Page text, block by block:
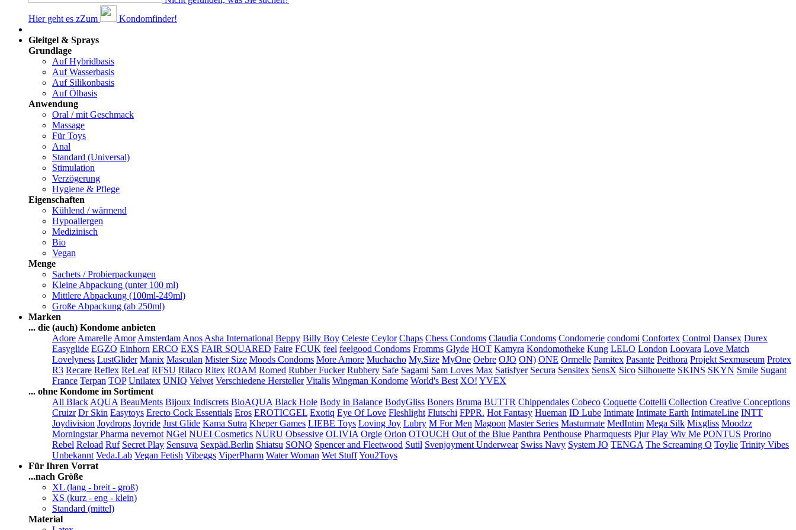
Hier geht es zZum
Kondomfinder!
Gleitgel & Sprays
Grundlage
Auf Hybridbasis
Auf Wasserbasis
Auf Silikonbasis
Auf Ölbasis
Anwendung
Oral / mit Geschmack
Massage
Für Toys
Anal
Standard (Universal)
Stimulation
Verzögerung
Hygiene & Pflege
Eigenschaften
Kühlend / wärmend
Hypoallergen
Medizinisch
Bio
Vegan
Menge
Sachets / Probierpackungen
Kleine Abpackung (unter 100 ml)
Mittlere Abpackung (100ml-249ml)
Große Abpackung (ab 250ml)
Marken
... die (auch) Kondome anbieten
Adore Amarelle Amor Amsterdam Anos Asha International Beppy Billy Boy Celeste Ceylor Chaps Chess Condoms Claudia Condoms Condomerie condomi Confortex Control Dansex Durex
Easyglide EGZO Einhorn ERCO EXS FAIR SQUARED Faire FCUK feel feelgood Condoms Fromms Glyde HOT Kamyra Kondomotheke Kung LELO London Loovara Love Match
Lovelyness LustGlider Manix Masculan Mister Size Moods Condoms More Amore Muchacho My.Size MyOne Oebre OJO ON) ONE Ormelle Pamitex Pasante Peithora Projekt Sexmuseum Protex
R3 Recare Reflex ReLeaf RFSU Rilaco Ritex ROAM Romed Rubber Fucker Rubbery Safe Sagami Sam Loves Max Satisfyer Secura Sensitex SensX Sico Silhouette SKINS SKYN Smile Sugant
France Terpan TOP Unilatex UNIQ Velvet Verschiedene Hersteller Vitalis Wingman Kondome World's Best XO! YVEX
... ohne Kondome im Sortiment
All Black AQUA BeauMents Bijoux Indiscrets BioAQUA Black Hole Body in Balance BodyGliss Boners Bruma BUTTR Chippendales Cobeco Coquette Cottelli Collection Creative Conceptions
Cruizr Dr Skin Easytoys Erecto Cock Essentials Eros EROTICGEL Exotiq Eye Of Love Fleshlight Flutschi FPPR. Hot Fantasy Hueman ID Lube Intimate Intimate Earth IntimateLine INTT
Joydivision Joydrops Joyride Just Glide Kama Sutra Kheper Games LIEBE Toys Loving Joy Lubry M For Men Magoon Master Series Masturmate MedIntim Mega Silk Mixgliss Moodzz
Morningstar Pharma nevernot NGel NUEI Cosmetics NURU Obsessive OLIVIA Orgie Orion OTOUCH Out of the Blue Panthra Penthouse Pharmquests Pjur Play Wiv Me PONTUS Prorino
Rebel Reload Ruf Secret Play Sensuva Sexpäd.Berlin Shiatsu SONO Spencer and Fleetwood Sutil Svenjoyment Underwear Swiss Navy System JO TENGA The Screaming O Toylie Trinity Vibes
Unbekannt Veda.Lab Vegan Fetish Vibeggs ViperPharm Water Woman Wet StuffYou2Toys
Für Ihren Vorrat
...nach Größe
XL (lang - breit - groß)
XS (kurz - eng - klein)
Standard (mittel)
Material